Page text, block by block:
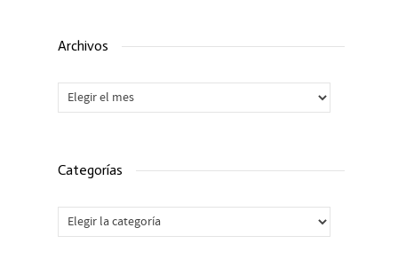
Archivos
Archivos
Categorías
Categorías